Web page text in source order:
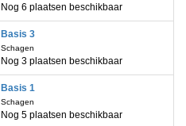
Nog 6 plaatsen beschikbaar
Basis 3
Schagen
Nog 3 plaatsen beschikbaar
Basis 1
Schagen
Nog 5 plaatsen beschikbaar